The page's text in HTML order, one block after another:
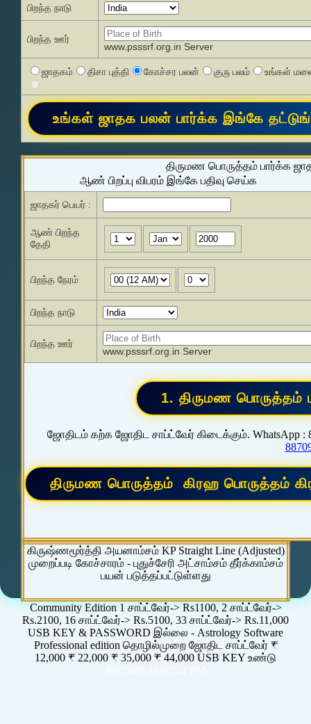
பிறந்த நாடு
பிறந்த ஊர்
www.psssrf.org.in Server
ஜாதகம் திசா புத்தி கோச்சர பலன் குரு பலம் உங்கள்
திருமண பொருத்தம் பார்க்க
ஆண் பிறப்பு விபரம் இங்கே பதிவு செய்க
ஜாதகர் பெயர் :
ஆண் பிறந்த
தேதி
பிறந்த நேரம்
பிறந்த நாடு
பிறந்த ஊர்
www.psssrf.org.in Server
ஜோதிடம் கற்க ஜோதிட சாப்ட்வேர் கிடைக்கும். WhatsApp :
கிருஷ்ணமூர்த்தி அயனாம்சம் KP Straight Line (Adjusted)
முறைப்படி கோச்சாரம் - புதுச்சேரி அட்சாம்சம் தீர்க்காம்சம்
பயன் படுத்தப்பட்டுள்ளது
Community Edition 1 சாப்ட்வேர்-> Rs1100, 2 சாப்ட்வேர்->
Rs.2100, 16 சாப்ட்வேர்-> Rs.5100, 33 சாப்ட்வேர்-> Rs.11,000
USB KEY & PASSWORD இல்லை - Astrology Software
Professional edition தொழில்முறை ஜோதிட சாப்ட்வேர் ₹
12,000 ₹ 22,000 ₹ 35,000 ₹ 44,000 USB KEY உண்டு